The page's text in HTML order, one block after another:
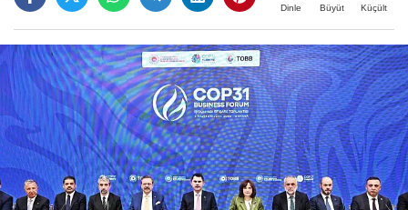
Dinle Büyüt Küçült